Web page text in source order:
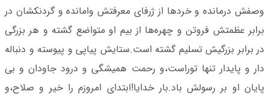
وصفش درمانده و خردها از ژرفاى معرفتش وامانده و گردنکشان در
برابر عظمتش فروتن و چهره‌ها از بیم او متواضع گشته و هر بزرگى
در برابر بزرگیش تسلیم گشته است.ستایش پیاپى و پیوسته و دنباله‌
دار و پایدار تنها توراست،و رحمت همیشگى و درود جاودان و بی
پایان او بر رسولش باد.بار خدایا!ابتدای امروزم را خیر و صلاح،و